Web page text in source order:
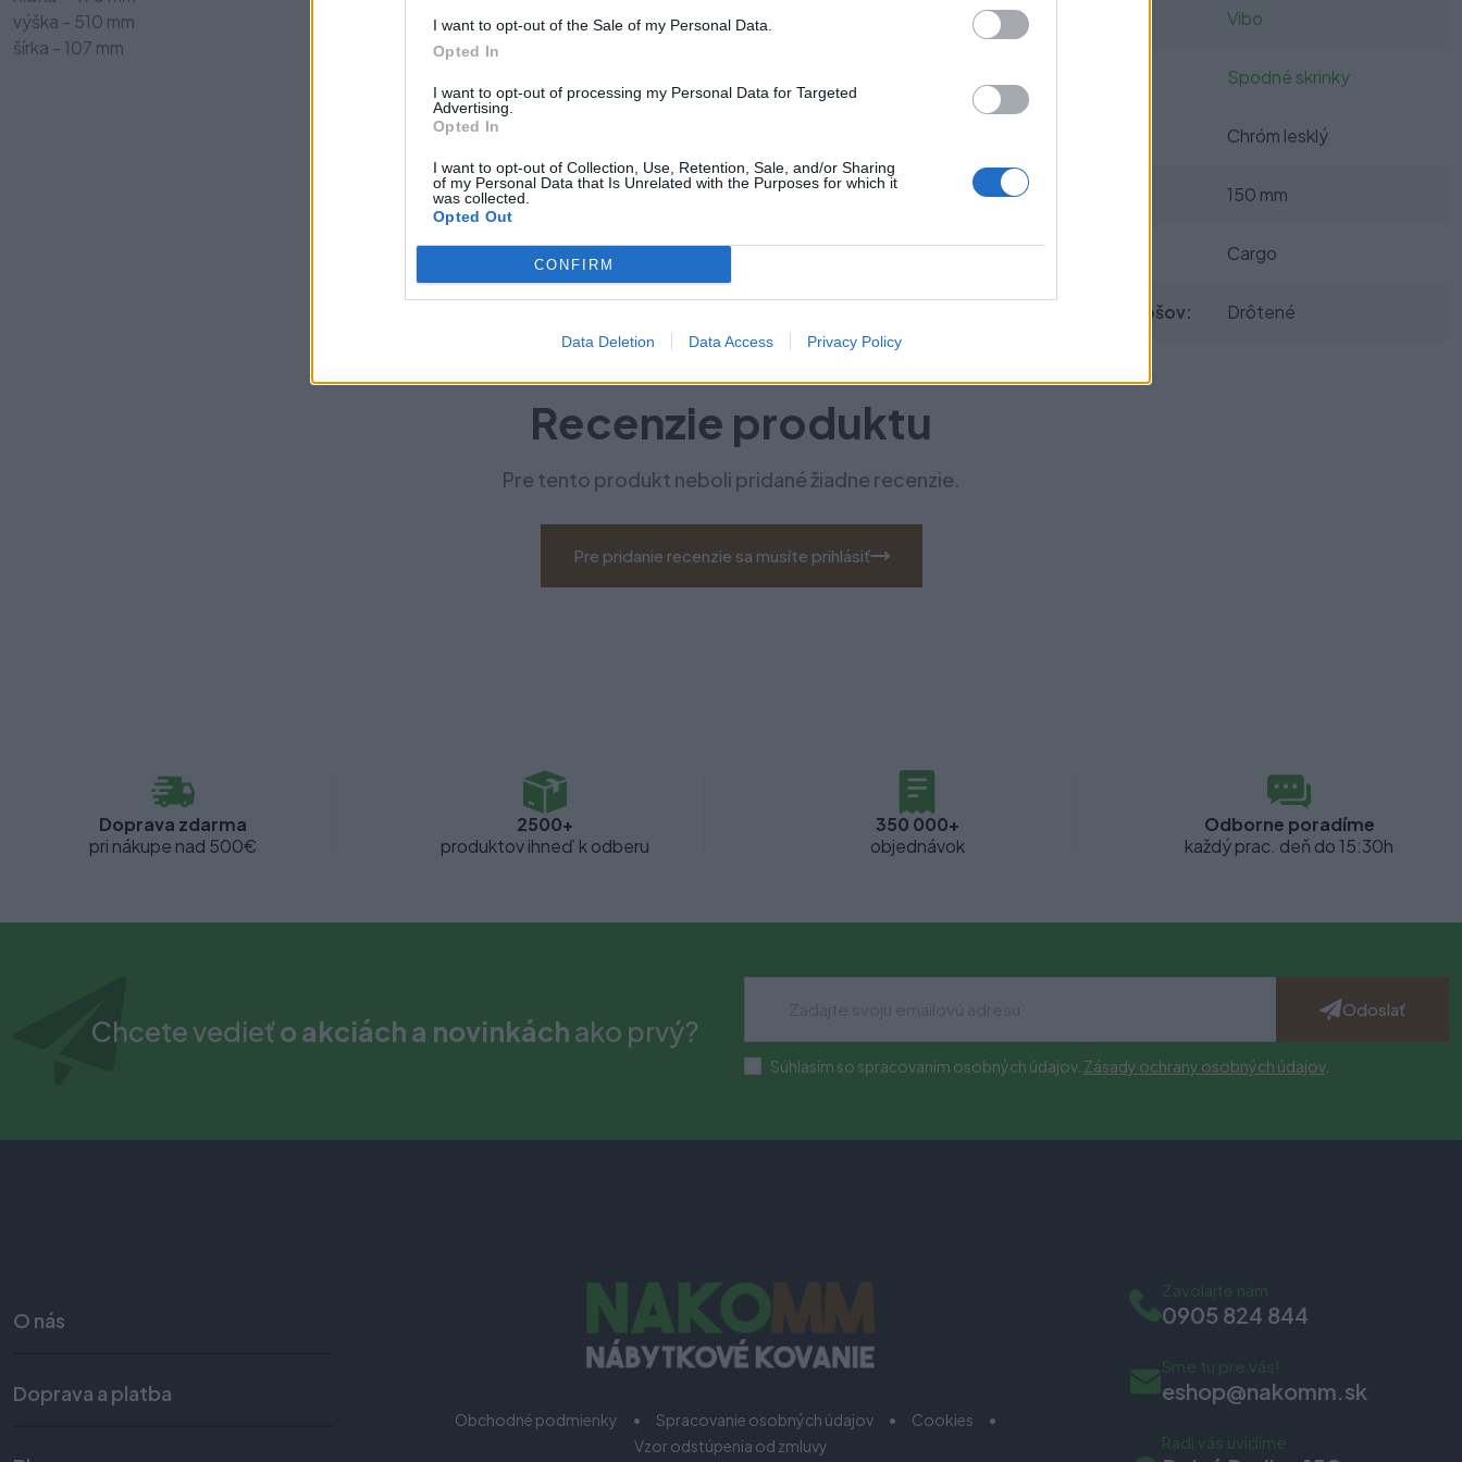
I want to opt-out of the Sale of my Personal Data.
Opted In
I want to opt-out of processing my Personal Data for Targeted
Advertising.
Opted In
I want to opt-out of Collection, Use, Retention, Sale, and/or Sharing
of my Personal Data that Is Unrelated with the Purposes for which it
was collected.
Opted Out
CONFIRM
Data Deletion Data Access Privacy Policy
výška - 510 mm
šírka - 107 mm
Vibo
Spodné skrinky
Chróm lesklý
150 mm
Typ výrobku: Cargo
Prevedenie košov: Drôtené
Recenzie produktu
Pre tento produkt neboli pridané žiadne recenzie.
Pre pridanie recenzie sa musíte prihlásiť
Doprava zdarma
pri nákupe nad 500€
2500+
produktov ihneď k odberu
350 000+
objednávok
Odborne poradíme
každý prac. deň do 15:30h
Chcete vedieťo akciách a novinkáchako prvý?
Odoslať
Súhlasím so spracovaním osobných údajov. Zásady ochrany osobných údajov.
O nás
Doprava a platba
Obchodné podmienky Spracovanie osobných údajov
Cookies
Vzor odstúpenia od zmluvy
Zavolajte nám
0905 824 844
Sme tu pre vás!
eshop@nakomm.sk
Radi vás uvidíme